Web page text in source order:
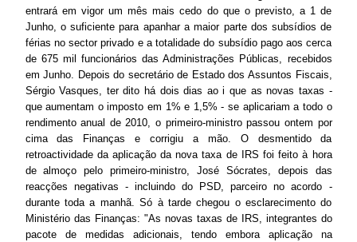
entrará em vigor um mês mais cedo do que o previsto, a 1 de
Junho, o suficiente para apanhar a maior parte dos subsídios de
férias no sector privado e a totalidade do subsídio pago aos cerca
de 675 mil funcionários das Administrações Públicas, recebidos
em Junho. Depois do secretário de Estado dos Assuntos Fiscais,
Sérgio Vasques, ter dito há dois dias ao i que as novas taxas -
que aumentam o imposto em 1% e 1,5% - se aplicariam a todo o
rendimento anual de 2010, o primeiro-ministro passou ontem por
cima das Finanças e corrigiu a mão. O desmentido da
retroactividade da aplicação da nova taxa de IRS foi feito à hora
de almoço pelo primeiro-ministro, José Sócrates, depois das
reacções negativas - incluindo do PSD, parceiro no acordo -
durante toda a manhã. Só à tarde chegou o esclarecimento do
Ministério das Finanças: "As novas taxas de IRS, integrantes do
pacote de medidas adicionais, tendo embora aplicação na